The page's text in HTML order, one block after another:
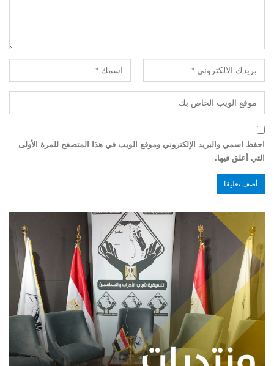
احفظ اسمي والبريد الإلكتروني وموقع الويب في هذا المتصفح للمرة الأولى
التي أعلق فيها.